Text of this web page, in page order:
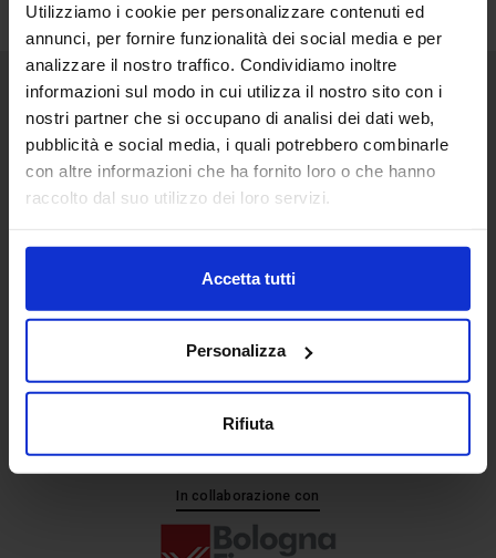
Utilizziamo i cookie per personalizzare contenuti ed
annunci, per fornire funzionalità dei social media e per
analizzare il nostro traffico. Condividiamo inoltre
informazioni sul modo in cui utilizza il nostro sito con i
nostri partner che si occupano di analisi dei dati web,
pubblicità e social media, i quali potrebbero combinarle
con altre informazioni che ha fornito loro o che hanno
raccolto dal suo utilizzo dei loro servizi.
Accetta tutti
Personalizza
Rifiuta
Senaf srl
+ 39 051.325511
+ 39 02.332039460
In collaborazione con